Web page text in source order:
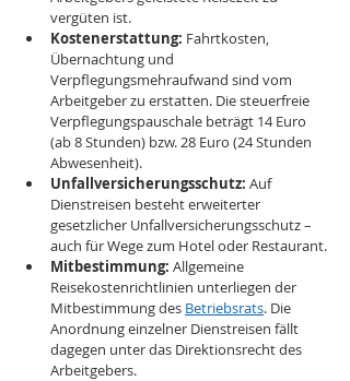
vergüten ist.
Kostenerstattung: Fahrtkosten,
Übernachtung und
Verpflegungsmehraufwand sind vom
Arbeitgeber zu erstatten. Die steuerfreie
Verpflegungspauschale beträgt 14 Euro
(ab 8 Stunden) bzw. 28 Euro (24 Stunden
Abwesenheit).
Unfallversicherungsschutz: Auf
Dienstreisen besteht erweiterter
gesetzlicher Unfallversicherungsschutz –
auch für Wege zum Hotel oder Restaurant.
Mitbestimmung: Allgemeine
Reisekostenrichtlinien unterliegen der
Mitbestimmung des Betriebsrats. Die
Anordnung einzelner Dienstreisen fällt
dagegen unter das Direktionsrecht des
Arbeitgebers.